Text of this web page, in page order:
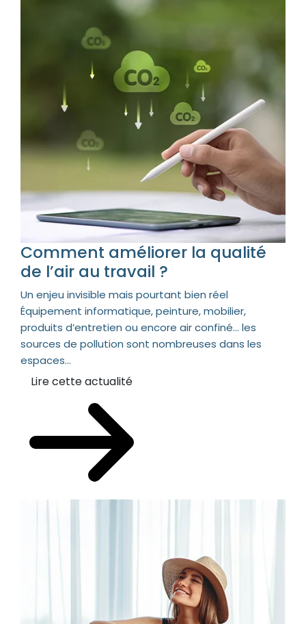
Comment améliorer la qualité
de l’air au travail ?
Un enjeu invisible mais pourtant bien réel
Équipement informatique, peinture, mobilier,
produits d’entretien ou encore air confiné… les
sources de pollution sont nombreuses dans les
espaces...
Lire cette actualité